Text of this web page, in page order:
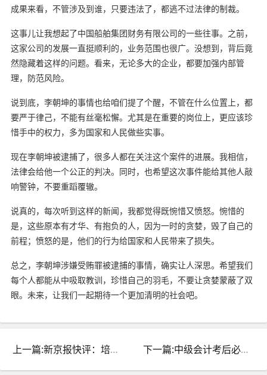
成果来看，不管涉及到谁，只要违法了，都逃不过法律的制裁。
这事儿让我想起了中国船舶集团财务有限公司的一些往事。之前，
这家公司的发展一直挺顺利的，业务范围也很广。没想到，背后竟
然隐藏着这样的问题。看来，无论多大的企业，都要加强内部管
理，防范风险。
说到底，李朝坤的事情也给咱们提了个醒，不管在什么位置上，都
要严于律己，不能有丝毫松懈。尤其是在重要的岗位上，更应该珍
惜手中的权力，多为国家和人民做些实事。
现在李朝坤被逮捕了，很多人都在关注这个案件的进展。我相信，
法律会给他一个公正的判决。同时，也希望这次事件能给其他人敲
响警钟，不要重蹈覆辙。
说真的，每次听到这样的新闻，我都觉得既惋惜又愤怒。惋惜的
是，这些原本有才华、有抱负的人，因为一时的贪婪，毁了自己的
前程；愤怒的是，他们的行为给国家和人民带来了损失。
总之，李朝坤涉嫌受贿罪被逮捕的事情，确实让人深思。希望我们
每个人都能从中吸取教训，珍惜自己的羽毛，不要让贪婪蒙蔽了双
眼。未来，让我们一起期待一个更加清明的社会吧。
上一篇:新京报快评：培训机构资金监管账户不能无人监管，监管漏洞何时补？ 下一篇:中级会计考后必看：成绩查询与复核要点，确保顺利通关！